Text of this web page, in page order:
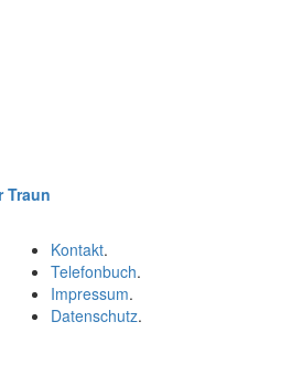
Traun
Kontakt.
Telefonbuch.
Impressum.
Datenschutz.